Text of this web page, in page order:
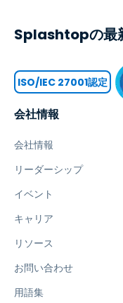
会社情報
会社情報
リーダーシップ
イベント
キャリア
リソース
お問い合わせ
用語集
Splashtopの最
ISO/IEC 27001認定